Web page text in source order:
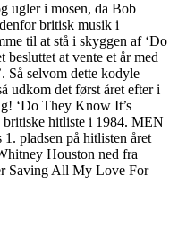
ugler i mosen, da Bob
britisk musik i
til at stå i skyggen af ‘Do
besluttet at vente et år med
Så selvom dette kodyle
udkom det først året efter i
‘Do They Know It’s
britiske hitliste i 1984. MEN
pladsen på hitlisten året
Houston ned fra
Saving All My Love For